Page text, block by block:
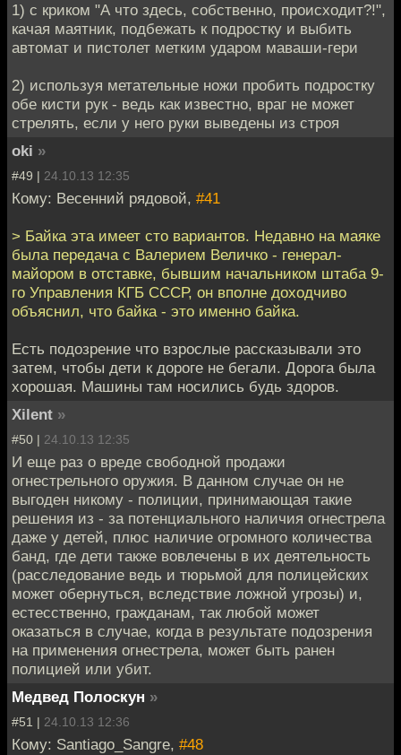
1) с криком "А что здесь, собственно, происходит?!",
качая маятник, подбежать к подростку и выбить
автомат и пистолет метким ударом маваши-гери
2) используя метательные ножи пробить подростку
обе кисти рук - ведь как известно, враг не может
стрелять, если у него руки выведены из строя
oki »
#49 | 24.10.13 12:35
Кому: Весенний рядовой, #41
> Байка эта имеет сто вариантов. Недавно на маяке
была передача с Валерием Величко - генерал-
майором в отставке, бывшим начальником штаба 9-
го Управления КГБ СССР, он вполне доходчиво
объяснил, что байка - это именно байка.
Есть подозрение что взрослые рассказывали это
затем, чтобы дети к дороге не бегали. Дорога была
хорошая. Машины там носились будь здоров.
Xilent »
#50 | 24.10.13 12:35
И еще раз о вреде свободной продажи
огнестрельного оружия. В данном случае он не
выгоден никому - полиции, принимающая такие
решения из - за потенциального наличия огнестрела
даже у детей, плюс наличие огромного количества
банд, где дети также вовлечены в их деятельность
(расследование ведь и тюрьмой для полицейских
может обернуться, вследствие ложной угрозы) и,
естесственно, гражданам, так любой может
оказаться в случае, когда в результате подозрения
на применения огнестрела, может быть ранен
полицией или убит.
Медвед Полоскун »
#51 | 24.10.13 12:36
Кому: Santiago_Sangre, #48